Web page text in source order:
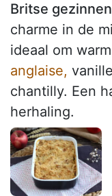
Britse gezinnen
charme in de
ideaal om
anglaise,
chantilly. Een
herhaling.